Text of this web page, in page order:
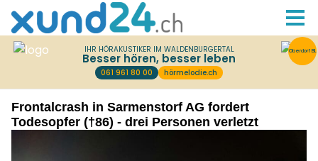
Frontalcrash in Sarmenstorf AG fordert
Todesopfer (†86) - drei Personen verletzt